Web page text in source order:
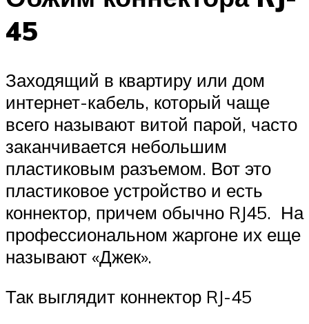
45
Заходящий в квартиру или дом
интернет-кабель, который чаще
всего называют витой парой, часто
заканчивается небольшим
пластиковым разъемом. Вот это
пластиковое устройство и есть
коннектор, причем обычно RJ45. На
профессиональном жаргоне их еще
называют «Джек».
Так выглядит коннектор RJ-45